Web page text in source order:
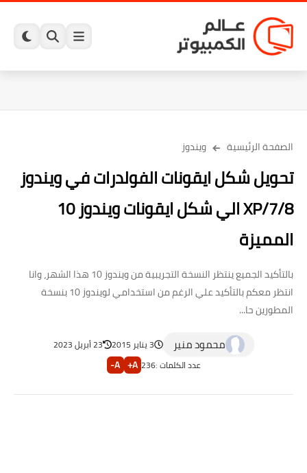
الصفحة الرئيسية ويندوز
تحويل شكل ايقونات الفولدرات في ويندوز
7/8/XP الي شكل ايقونات ويندوز 10
المميزة
بالتأكيد الجميع ينتظر النسخة التجريبية من ويندوز 10 هذا الشهر، وانا
انتظر معكم بالتأكيد علي الرغم من استخدامي لويندوز 10 بنسخة
المطورين حا...
محمود منير 3 يناير 2015
23 أبريل 2023
عدد الكلمات :236
A+
A-